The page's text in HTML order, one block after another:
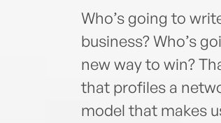
Who’s going to
business? Who’s
new way to win?
that profiles a
model that makes